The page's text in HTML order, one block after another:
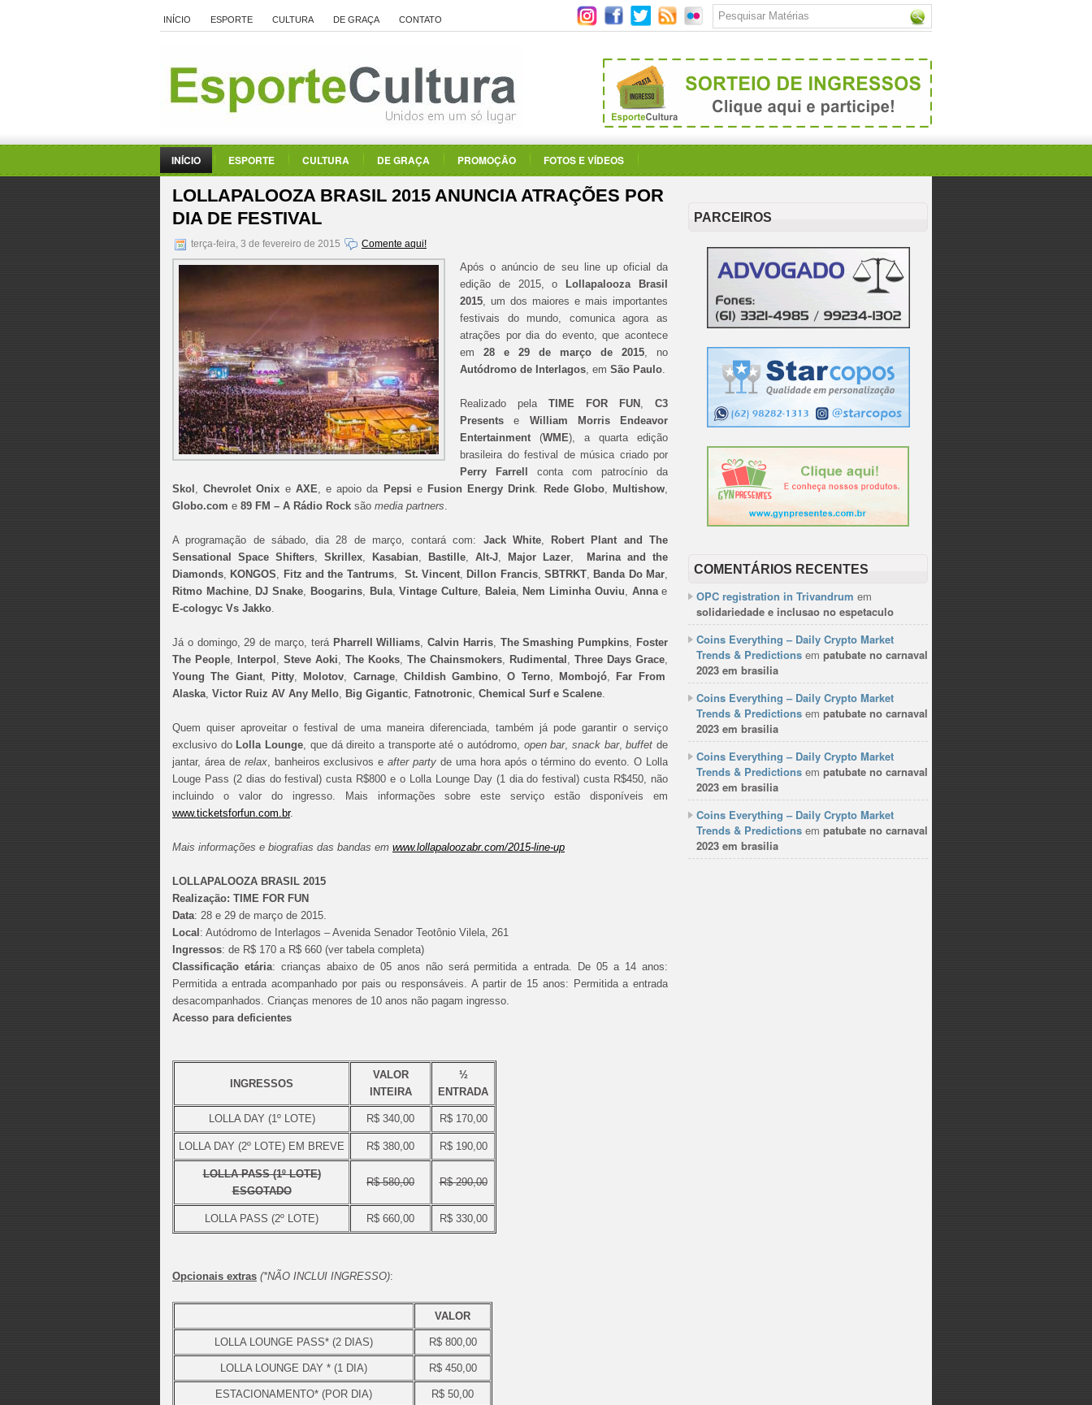
INÍCIO ESPORTE CULTURA DE GRAÇA CONTATO
INÍCIO ESPORTE CULTURA DE GRAÇA PROMOÇÃO FOTOS E VÍDEOS
LOLLAPALOOZA BRASIL 2015 ANUNCIA ATRAÇÕES POR
DIA DE FESTIVAL
terça-feira, 3 de fevereiro de 2015 Comente aqui!
Após o anúncio de seu line up oficial da
edição de 2015, o
Lollapalooza Brasil
2015, um dos maiores e mais importantes
festivais do mundo, comunica agora as
atrações por dia do evento, que acontece
em 28 e 29 de março de 2015, no
Autódromo de Interlagos, em São Paulo.
Realizado pela TIME FOR FUN , C3
Presents e William Morris Endeavor
Entertainment (WME), a quarta edição
brasileira do festival de música criado por
Perry Farrell
conta com patrocínio da
Skol ,Chevrolet Onix e AXE, e apoio da Pepsi e Fusion Energy Drink. Rede Globo, Multishow,
Globo.com e 89 FM – A Rádio Rock são media partners.
A programação de sábado, dia 28 de março, contará com: Jack White, Robert Plant and The
Sensational Space Shifters, Skrillex, Kasabian, Bastille, Alt-J, Major Lazer, Marina and the
Diamonds, KONGOS, Fitz and the Tantrums, St. Vincent, Dillon Francis, SBTRKT, Banda Do Mar,
Ritmo Machine, DJ Snake, Boogarins, Bula, Vintage Culture, Baleia, Nem Liminha Ouviu, Annae
E-cologyc Vs Jakko.
Já o domingo, 29 de março, terá Pharrell Williams, Calvin Harris, The Smashing Pumpkins, Foster
The People, Interpol , Steve Aoki, The Kooks, The Chainsmokers, Rudimental , Three Days Grace,
Young The Giant, Pitty, Molotov, Carnage, Childish Gambino, O Terno, Mombojó, Far From
Alaska, Victor Ruiz AV Any Mello, Big Gigantic, Fatnotronic, Chemical Surf e Scalene.
Quem quiser aproveitar o festival de uma maneira diferenciada, também já pode garantir o serviço
exclusivo do Lolla Lounge, que dá direito a transporte até o autódromo, open bar, snack bar,buffet de
jantar, área de relax, banheiros exclusivos eafter party de uma hora após o término do evento. O Lolla
Louge Pass (2 dias do festival) custa R$800 e o Lolla Lounge Day (1 dia do festival) custa R$450, não
incluindo o valor do ingresso. Mais informações sobre este serviço estão disponíveis em
www.ticketsforfun.com.br.
Mais informações e biografias das bandas em www.lollapaloozabr.com/2015-line-up
LOLLAPALOOZA BRASIL 2015
Realização: TIME FOR FUN
Data: 28 e 29 de março de 2015.
Local : Autódromo de Interlagos – Avenida Senador Teotônio Vilela, 261
Ingressos: de R$ 170 a R$ 660 (ver tabela completa)
Classificação etária: crianças abaixo de 05 anos não será permitida a entrada. De 05 a 14 anos:
Permitida a entrada acompanhado por pais ou responsáveis. A partir de 15 anos: Permitida a entrada
desacompanhados. Crianças menores de 10 anos não pagam ingresso.
Acesso para deficientes
INGRESSOS
VALOR
INTEIRA
½
ENTRADA
LOLLA DAY (1º LOTE) R$ 340,00 R$ 170,00
LOLLA DAY (2º LOTE) EM BREVE R$ 380,00 R$ 190,00
LOLLA PASS (1º LOTE)
ESGOTADO
R$ 580,00 R$ 290,00
LOLLA PASS (2º LOTE) R$ 660,00 R$ 330,00
Opcionais extras (*NÃO INCLUI INGRESSO):
VALOR
LOLLA LOUNGE PASS* (2 DIAS) R$ 800,00
LOLLA LOUNGE DAY * (1 DIA) R$ 450,00
ESTACIONAMENTO* (POR DIA) R$ 50,00
PARCEIROS
COMENTÁRIOS RECENTES
OPC registration in Trivandrum em
solidariedade e inclusao no espetaculo
Coins Everything – Daily Crypto Market
Trends & Predictions em patubate no carnaval
2023 em brasilia
Coins Everything – Daily Crypto Market
Trends & Predictions em patubate no carnaval
2023 em brasilia
Coins Everything – Daily Crypto Market
Trends & Predictions em patubate no carnaval
2023 em brasilia
Coins Everything – Daily Crypto Market
Trends & Predictions em patubate no carnaval
2023 em brasilia